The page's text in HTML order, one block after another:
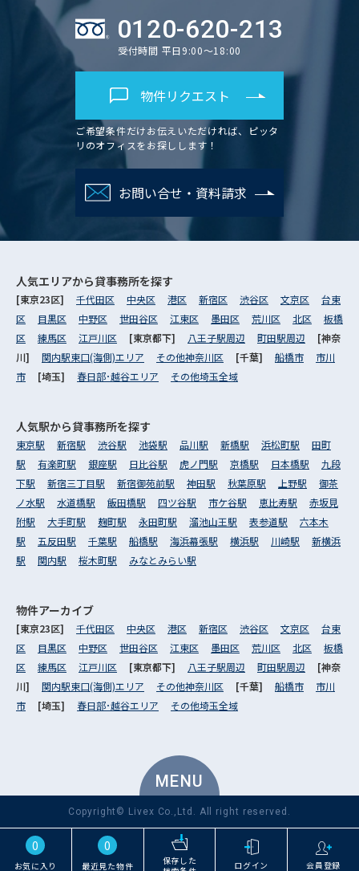
0
お気に入り
0
最近見た物件
保存した
ログイン 会員登録
0120-620-213
受付時間 平日9:00～18:00
物件リクエスト
ご希望条件だけお伝えいただければ、ピッタ
リのオフィスをお探しします！
お問い合せ・資料請求
MENU
人気エリアから貸事務所を探す
[東京23区] 千代田区 中央区 港区 新宿区 渋谷区 文京区
台東
区
目黒区 中野区 世田谷区 江東区 墨田区 荒川区 北区
板橋
区
練馬区 江戸川区 [東京都下] 八王子駅周辺 町田駅周辺
[神奈
川] 関内駅東口(海側)エリア その他神奈川区 [千葉] 船橋市
市川
市
[埼玉] 春日部･越谷エリア その他埼玉全域
人気駅から貸事務所を探す
東京駅 新宿駅 渋谷駅 池袋駅 品川駅 新橋駅 浜松町駅
田町
駅
有楽町駅 銀座駅 日比谷駅 虎ノ門駅 京橋駅 日本橋駅
九段
下駅
新宿三丁目駅 新宿御苑前駅 神田駅 秋葉原駅 上野駅
御茶
ノ水駅
水道橋駅 飯田橋駅 四ツ谷駅 市ケ谷駅 恵比寿駅
赤坂見
附駅
大手町駅 麹町駅 永田町駅 溜池山王駅 表参道駅
六本木
駅
五反田駅 千葉駅 船橋駅 海浜幕張駅 横浜駅 川崎駅
新横浜
駅
関内駅 桜木町駅 みなとみらい駅
物件アーカイブ
[東京23区] 千代田区 中央区 港区 新宿区 渋谷区 文京区
台東
区
目黒区 中野区 世田谷区 江東区 墨田区 荒川区 北区
板橋
区
練馬区 江戸川区 [東京都下] 八王子駅周辺 町田駅周辺
[神奈
川] 関内駅東口(海側)エリア その他神奈川区 [千葉] 船橋市
市川
市
[埼玉] 春日部･越谷エリア その他埼玉全域
Copyright© Livex Co.,Ltd. All right reserved.